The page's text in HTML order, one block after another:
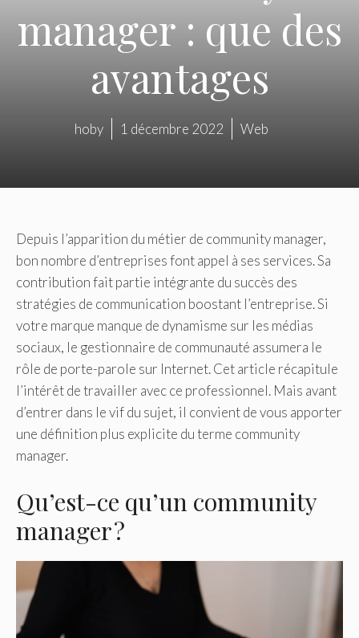
manager : que des
avantages
hoby 1 décembre 2022 Web
Depuis l’apparition du métier de community manager,
bon nombre d’entreprises font appel à ses services. Sa
contribution fait partie intégrante du succès des
stratégies de communication boostant l’entreprise. Si
votre marque manque de dynamisme sur les médias
sociaux, le gestionnaire de communauté assumera le
rôle de porte-parole sur Internet. Cet article récapitule
l’intérêt de travailler avec ce professionnel. Mais avant
d’entrer dans le vif du sujet, il convient de vous apporter
une définition plus explicite du terme community
manager.
Qu’est-ce qu’un community
manager ?